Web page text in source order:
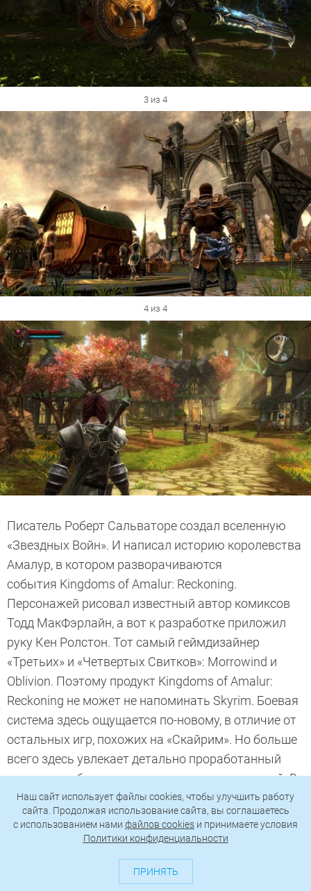
3 из 4
4 из 4
Писатель Роберт Сальваторе создал вселенную
«Звездных Войн». И написал историю королевства
Амалур, в котором разворачиваются
события Kingdoms of Amalur: Reckoning.
Персонажей рисовал известный автор комиксов
Тодд МакФэрлайн, а вот к разработке приложил
руку Кен Ролстон. Тот самый геймдизайнер
«Третьих» и «Четвертых Свитков»: Morrowind и
Oblivion. Поэтому продукт Kingdoms of Amalur:
Reckoning не может не напоминать Skyrim. Боевая
система здесь ощущается по-новому, в отличие от
остальных игр, похожих на «Скайрим». Но больше
всего здесь увлекает детально проработанный
мир и подробная система прокачки персонажей. В
геймплейном плане Kingdoms of Amalur: Reckoning,
конечно же, беднее «Пятых Свитков», но внимания
определенно заслуживает.
Наш сайт использует файлы cookies, чтобы улучшить работу
сайта. Продолжая использование сайта, вы соглашаетесь
c использованием нами файлов cookies и принимаете условия
Политики конфиденциальности
ПРИНЯТЬ